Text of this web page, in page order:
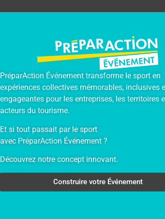
PréparAction Événement transforme le sport en
expériences collectives mémorables, inclusives
engageantes pour les entreprises, les territoires
acteurs du tourisme.
Et si tout passait par le sport
avec PréparAction Événement ?
Découvrez notre concept innovant.
Construire votre Événement